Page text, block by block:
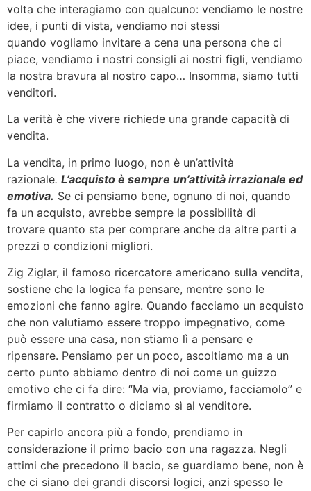
volta che interagiamo con qualcuno: vendiamo le nostre
idee, i punti di vista, vendiamo noi stessi
quando vogliamo invitare a cena una persona che ci
piace, vendiamo i nostri consigli ai nostri figli, vendiamo
la nostra bravura al nostro capo… Insomma, siamo tutti
venditori.
La verità è che vivere richiede una grande capacità di
vendita.
La vendita, in primo luogo, non è un’attività
razionale. L’acquisto è sempre un’attività irrazionale ed
emotiva. Se ci pensiamo bene, ognuno di noi, quando
fa un acquisto, avrebbe sempre la possibilità di
trovare quanto sta per comprare anche da altre parti a
prezzi o condizioni migliori.
Zig Ziglar, il famoso ricercatore americano sulla vendita,
sostiene che la logica fa pensare, mentre sono le
emozioni che fanno agire. Quando facciamo un acquisto
che non valutiamo essere troppo impegnativo, come
può essere una casa, non stiamo lì a pensare e
ripensare. Pensiamo per un poco, ascoltiamo ma a un
certo punto abbiamo dentro di noi come un guizzo
emotivo che ci fa dire: “Ma via, proviamo, facciamolo” e
firmiamo il contratto o diciamo sì al venditore.
Per capirlo ancora più a fondo, prendiamo in
considerazione il primo bacio con una ragazza. Negli
attimi che precedono il bacio, se guardiamo bene, non è
che ci siano dei grandi discorsi logici, anzi spesso le